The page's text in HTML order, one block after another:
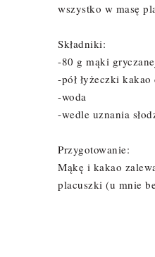
wszystko w masę
Składniki:
-80 g mąki
-pół łyżeczki kakao
-woda
-wedle uznania
Przygotowanie:
Mąkę i kakao
placuszki (u mnie